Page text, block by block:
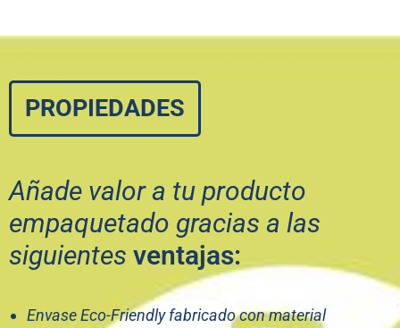
PROPIEDADES
Añade valor a tu producto
empaquetado gracias a las
siguientes ventajas:
Envase Eco-Friendly fabricado con material